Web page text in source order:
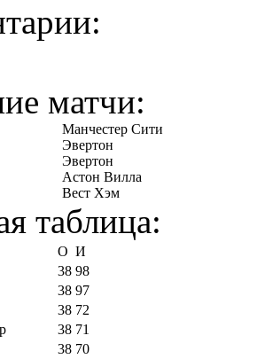
матчи:
Манчестер Сити
Эвертон
Эвертон
Астон Вилла
Вест Хэм
таблица:
О И
38 98
38 97
38 72
38 71
38 70